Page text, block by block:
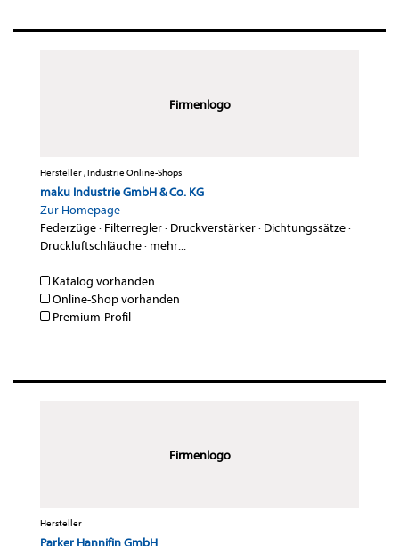
Firmenlogo
Hersteller , Industrie Online-Shops
maku Industrie GmbH & Co. KG
Zur Homepage
Federzüge· Filterregler· Druckverstärker· Dichtungssätze·
Druckluftschläuche· mehr...
Katalog vorhanden
Online-Shop vorhanden
Premium-Profil
Firmenlogo
Hersteller